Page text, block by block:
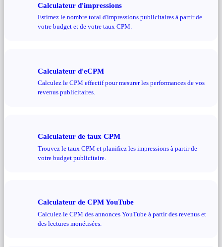
Calculateur d'impressions
Estimez le nombre total d'impressions publicitaires à partir de
votre budget et de votre taux CPM.
Calculateur d'eCPM
Calculez le CPM effectif pour mesurer les performances de vos
revenus publicitaires.
Calculateur de taux CPM
Trouvez le taux CPM et planifiez les impressions à partir de
votre budget publicitaire.
Calculateur de CPM YouTube
Calculez le CPM des annonces YouTube à partir des revenus et
des lectures monétisées.